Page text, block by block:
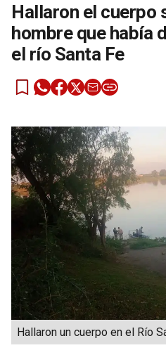
Hallaron el cuerpo
hombre que había
el río Santa Fe
Hallaron un cuerpo en el Río